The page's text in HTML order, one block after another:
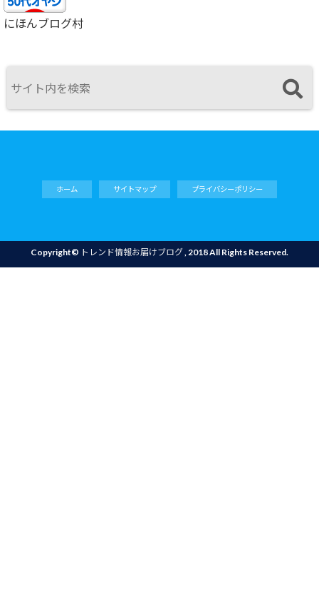
にほんブログ村
ホーム サイトマップ プライバシーポリシー
Copyright© トレンド情報お届けブログ, 2018 All Rights Reserved.